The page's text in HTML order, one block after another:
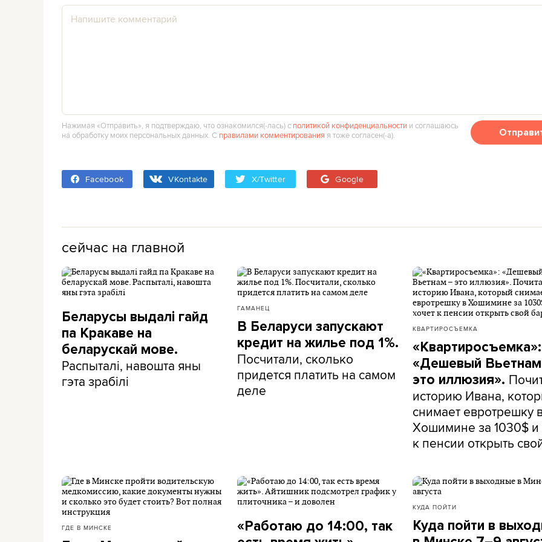
Нажимая «Отправить», я подтверждаю, что ознакомился(‑лась) с политикой конфиденциальности и соглашаюсь
на обработку моих персональных данных. С правилами комментирования я тоже согласен(‑а).
Facebook VKontakte X/Twitter Google
сейчас на главной
Беларусы выдалі гайд
па Кракаве на
беларускай мове.
Распыталі, навошта яны
гэта зрабілі
ГАМАНЕЦ
В Беларуси запускают
кредит на жилье под 1%.
Посчитали, сколько
придется платить на самом
деле
КВАРТИРОСЪЕМКА
«Квартиросъемка»:
«Дешевый
это иллюзия».
историю Ивана,
снимает евротрешку
Хошимине за 1030$ и
к пенсии открыть
ГДЕ В МИНСКЕ
«Работаю до 14:00, так
КУДА ПОЙТИ
Куда пойти в